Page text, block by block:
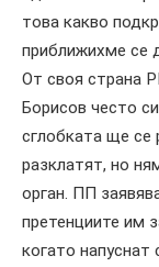
това какво
приближихме се
От своя страна
Борисов често
сглобката ще се
разклатят, но
орган. ПП
претенциите им
когато напуснат